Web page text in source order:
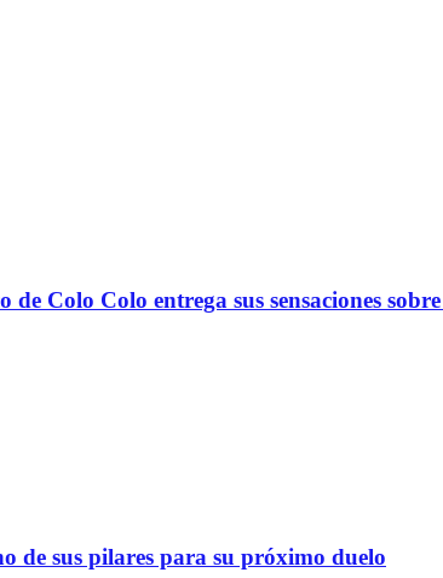
Colo Colo entrega sus sensaciones
de sus pilares para su próximo duelo